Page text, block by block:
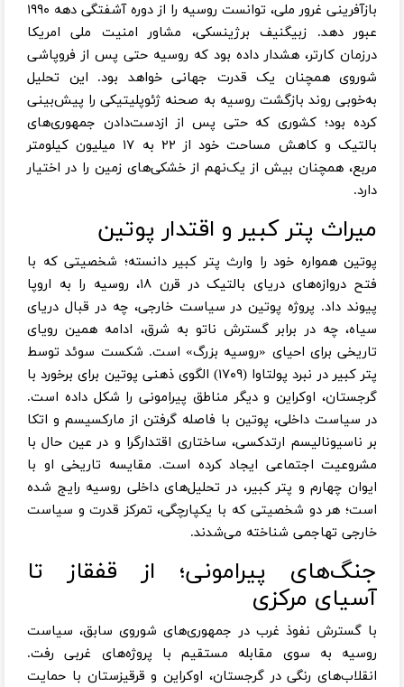
بازآفرینی غرور ملی، توانست روسیه را از دوره آشفتگی دهه ۱۹۹۰
عبور دهد. زبیگنیف برژینسکی، مشاور امنیت ملی امریکا
درزمان کارتر، هشدار داده بود که روسیه حتی پس از فروپاشی
شوروی همچنان یک قدرت جهانی خواهد بود. این تحلیل
به‌خوبی روند بازگشت روسیه به صحنه ژئوپلیتیکی را پیش‌بینی
کرده بود؛ کشوری که حتی پس از از‌دست‌دادن جمهوری‌های
بالتیک و کاهش مساحت خود از ۲۲ به ۱۷ میلیون کیلومتر
مربع، همچنان بیش از یک‌نهم از خشکی‌های زمین را در اختیار
دارد.
میراث پتر کبیر و اقتدار پوتین
پوتین همواره خود را وارث پتر کبیر دانسته؛ شخصیتی که با
فتح دروازه‌های دریای بالتیک در قرن ۱۸، روسیه را به اروپا
پیوند داد. پروژه پوتین در سیاست خارجی، چه در قبال دریای
سیاه، چه در برابر گسترش ناتو به شرق، ادامه همین رویای
تاریخی برای احیای «روسیه بزرگ» است. شکست سوئد توسط
پتر کبیر در نبرد پولتاوا (۱۷۰۹) الگوی ذهنی پوتین برای برخورد با
گرجستان، اوکراین و دیگر مناطق پیرامونی را شکل داده است.
در سیاست داخلی، پوتین با فاصله گرفتن از مارکسیسم و اتکا
بر ناسیونالیسم ارتدکسی، ساختاری اقتدارگرا و در عین حال با
مشروعیت اجتماعی ایجاد کرده است. مقایسه تاریخی او با
ایوان چهارم و پتر کبیر، در تحلیل‌های داخلی روسیه رایج شده
است؛ هر دو شخصیتی که با یکپارچگی، تمرکز قدرت و سیاست
خارجی تهاجمی شناخته می‌شدند.
جنگ‌های پیرامونی؛ از قفقاز تا
آسیای مرکزی
با گسترش نفوذ غرب در جمهوری‌های شوروی سابق، سیاست
روسیه به سوی مقابله مستقیم با پروژه‌های غربی رفت.
انقلاب‌های رنگی در گرجستان، اوکراین و قرقیزستان با حمایت